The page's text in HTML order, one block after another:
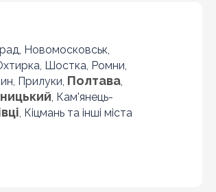
Новомосковськ,
Шостка, Ромни,
Прилуки, Полтава,
, Кам'янець-
, Кіцмань та інші міста